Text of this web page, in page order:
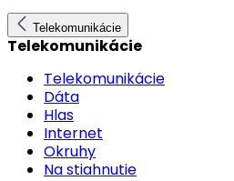
Telekomunikácie
Telekomunikácie
Telekomunikácie
Dáta
Hlas
Internet
Okruhy
Na stiahnutie